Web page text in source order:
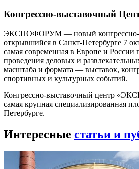
Конгрессно-выставочный
ЭКСПОФОРУМ — новый конгрессно-
открывшийся в Санкт-Петербурге 7
самая современная в Европе и России
проведения деловых и
масштаба и формата — выставок,
спортивных и культурных событий.
Конгрессно-выставочный центр
самая крупная специализированная
Петербурге.
Интересные статьи и